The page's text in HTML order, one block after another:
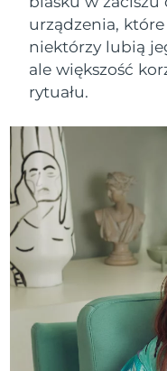
urządzenia,
niektórzy lubią
ale większość
rytuału.